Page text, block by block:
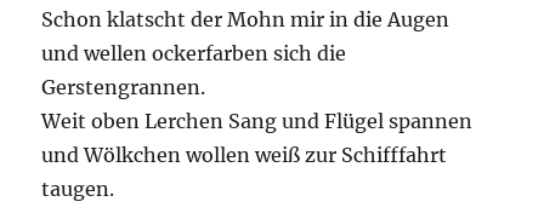
Schon klatscht der Mohn mir in die Augen
und wellen ockerfarben sich die
Gerstengrannen.
Weit oben Lerchen Sang und Flügel spannen
und Wölkchen wollen weiß zur Schifffahrt
taugen.